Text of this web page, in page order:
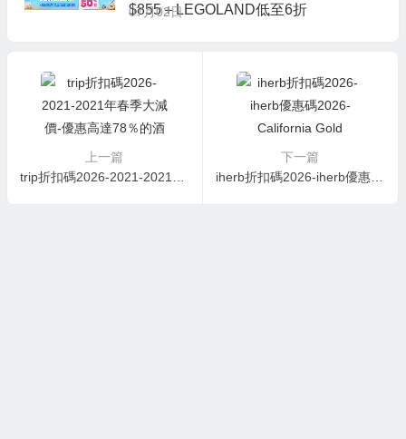
$855＋LEGOLAND低至6折
07月02日
上一篇
trip折扣碼2026-2021-2021年春季大減價-優惠高達78％的酒店預訂+ TWD30的優惠券！
下一篇
iherb折扣碼2026-iherb優惠碼2026-California Gold Nutrition 維生素C 1000 毫克 60粒 ￥8.26嘗鮮價